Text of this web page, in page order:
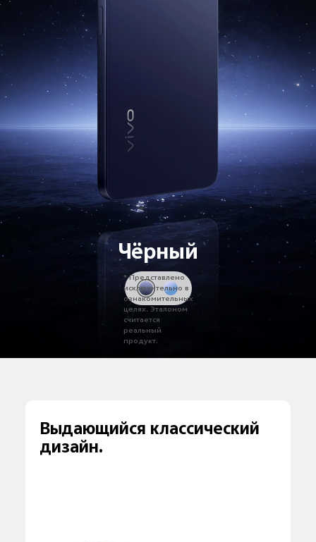
Чёрный
* Представлено
исключительно в
ознакомительных
целях. Эталоном
считается
реальный
продукт.
Выдающийся классический
дизайн.